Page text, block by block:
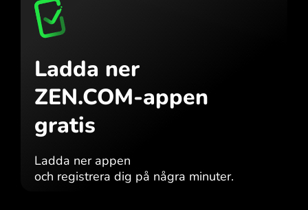
Ladda ner
ZEN.COM-appen
gratis
Ladda ner appen
och registrera dig på några minuter.